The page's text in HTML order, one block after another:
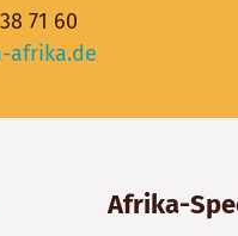
71 60
afrika.de
Afrika-